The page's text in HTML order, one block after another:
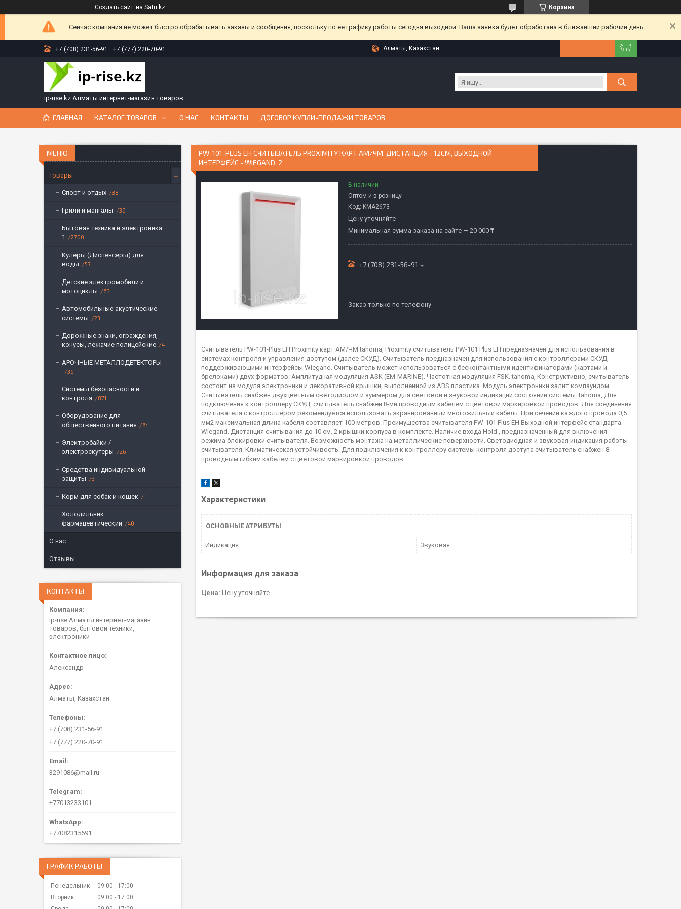
Создать сайт на Satu.kz Корзина
Сейчас компания не может быстро обрабатывать заказы и сообщения, поскольку по ее графику работы сегодня выходной. Ваша заявка будет обработана в ближайший рабочий день.
+7 (708) 231-56-91 +7 (777) 220-70-91 Алматы, Казахстан
ip-rise.kz Алматы интернет-магазин товаров
ГЛАВНАЯ КАТАЛОГ ТОВАРОВ О НАС КОНТАКТЫ ДОГОВОР КУПЛИ-ПРОДАЖИ ТОВАРОВ
PW-101-PLUS EH CЧИТЫВАТЕЛЬ PROXIMITY КАРТ АМ/ЧМ, ДИСТАНЦИЯ - 12СМ, ВЫХОДНОЙ
ИНТЕРФЕЙС - WIEGAND, 2
В наличии
Оптом и в розницу
Код: KMА2673
Цену уточняйте
Минимальная сумма заказа на сайте — 20 000 ₸
+7 (708) 231-56-91
Заказ только по телефону
Cчитыватель PW-101-Plus EH Proximity карт АМ/ЧМ tahoma, Proximity считыватель PW-101 Plus EH предназначен для использования в
системах контроля и управления доступом (далее СКУД). Считыватель предназначен для использования с контроллерами СКУД,
поддерживающими интерфейсы Wiegand. Считыватель может использоваться с бесконтактными идентификаторами (картами и
брелоками) двух форматов: Амплитудная модуляция ASK (EM-MARINE). Частотная модуляция FSK. tahoma, Конструктивно, считыватель
состоит из модуля электроники и декоративной крышки, выполненной из ABS пластика. Модуль электроники залит компаундом.
Считыватель снабжен двухцветным светодиодом и зуммером для световой и звуковой индикации состояний системы. tahoma, Для
подключения к контроллеру СКУД, считыватель снабжен 8-ми проводным кабелем с цветовой маркировкой проводов. Для соединения
считывателя с контроллером рекомендуется использовать экранированный многожильный кабель. При сечении каждого провода 0,5
мм2 максимальная длина кабеля составляет 100 метров. Преимущества считывателя PW-101 Plus EH Выходной интерфейс стандарта
Wiegand. Дистанция считывания до 10 см. 2 крышки корпуса в комплекте. Наличие входа Hold , предназначенный для включения
режима блокировки считывателя. Возможность монтажа на металлические поверхности. Светодиодная и звуковая индикация работы
считывателя. Климатическая устойчивость. Для подключения к контроллеру системы контроля доступа считыватель снабжен 8-
проводным гибким кабелем с цветовой маркировкой проводов.
Характеристики
ОСНОВНЫЕ АТРИБУТЫ
Индикация Звуковая
Информация для заказа
Цена: Цену уточняйте
Товары
Спорт и отдых 38
Грили и мангалы 39
Бытовая техника и электроника
1
2700
Кулеры (Диспенсеры) для
воды
57
Детские электромобили и
мотоциклы
63
Автомобильные акустические
системы
23
Дорожные знаки, ограждения,
конусы, лежачие полицейские
4
АРОЧНЫЕ МЕТАЛЛОДЕТЕКТОРЫ
36
Системы безопасности и
контроля
871
Оборудование для
общественного питания
64
Электробайки /
электроскутеры
26
Средства индивидуальной
защиты
3
Корм для собак и кошек 1
Холодильник
фармацевтический
40
О нас
Отзывы
КОНТАКТЫ
ip-rise Алматы интернет-магазин
товаров, бытовой техники,
электроники
Александр
Алматы, Казахстан
+7 (708) 231-56-91
+7 (777) 220-70-91
3291086@mail.ru
+77013233101
+77082315691
ГРАФИК РАБОТЫ
Понедельник 09:00
17:00
Вторник
09:00
17:00